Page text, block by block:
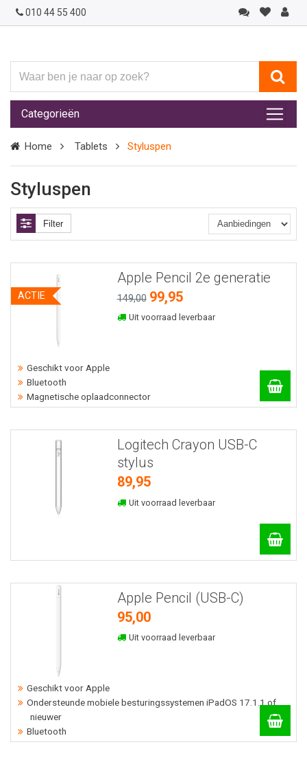
010 44 55 400
ben
je
naar
op
zoek?
Categorieën
Home Tablets Styluspen
Styluspen
Filter
Apple Pencil 2e generatie
149,00 99,95
Uit voorraad leverbaar
ACTIE
Geschikt voor Apple
Bluetooth
Magnetische oplaadconnector
Logitech Crayon USB-C
stylus
89,95
Uit voorraad leverbaar
Apple Pencil (USB-C)
95,00
Uit voorraad leverbaar
Geschikt voor Apple
Ondersteunde mobiele besturingssystemen iPadOS 17.1.1 of
nieuwer
Bluetooth